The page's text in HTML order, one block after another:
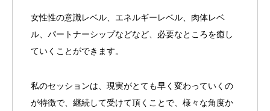
女性性の意識レベル、エネルギーレベル、肉体レベ
ル、パートナーシップなどなど、必要なところを癒し
ていくことができます。
私のセッションは、現実がとても早く変わっていくの
が特徴で、継続して受けて頂くことで、様々な角度か